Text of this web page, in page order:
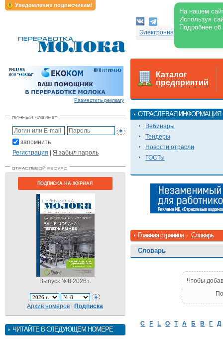
Уведомление подписчикам!
На нашем
Используя
Подробнее
Электронная версия
Разместить рекламу
запомнить
Регистрация | Я забыл пароль
ПОДПИСКА НА ЖУРНАЛ
Выпуск №8 2026 г.
Архив номеров |Подписка
ЧИТАЙТЕ В СЛЕДУЮЩЕМ НОМЕРЕ
Каталог
предприятий
ОТРАСЛЕВАЯ ИНФОРМАЦИЯ
Вебинары
Тендеры
Новости отрасли
ГОСТы
Главная страница Словарь
Словарь
Чтобы
C F L O T А Б В Г Д